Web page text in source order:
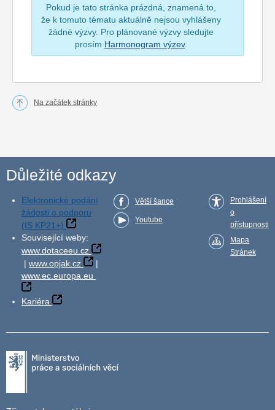
Pokud je tato stránka prázdná, znamená to,
že k tomuto tématu aktuálně nejsou vyhlášeny
žádné výzvy. Pro plánované výzvy sledujte
prosím Harmonogram výzev.
Na začátek stránky
Důležité odkazy
Elektronické podání
žádosti o podporu
(IS KP21+)
Související weby:
www.dotaceeu.cz
| www.opjak.cz
|
www.ec.europa.eu
Kariéra
Větší šance
Youtube
Prohlášení
o
přístupnosti
Mapa
Stránek